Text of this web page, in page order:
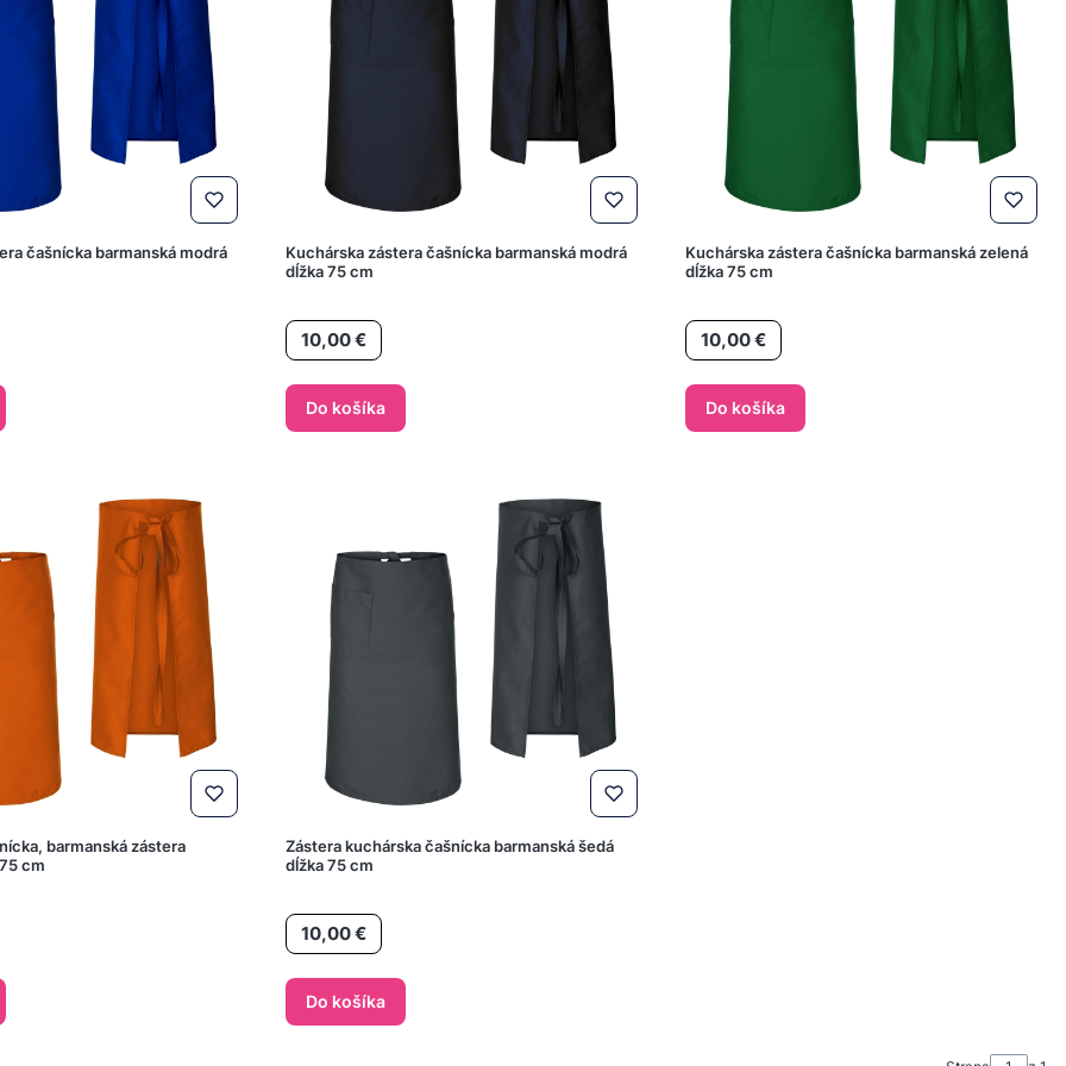
čašnícka barmanská modrá
Kuchárska zástera čašnícka barmanská modrá
dĺžka 75 cm
Cena
10,00 €
Do košíka
Kuchárska zástera čašnícka barmanská zelená
dĺžka 75 cm
Cena
10,00 €
Do košíka
barmanská zástera
cm
Zástera kuchárska čašnícka barmanská šedá
dĺžka 75 cm
Cena
10,00 €
Do košíka